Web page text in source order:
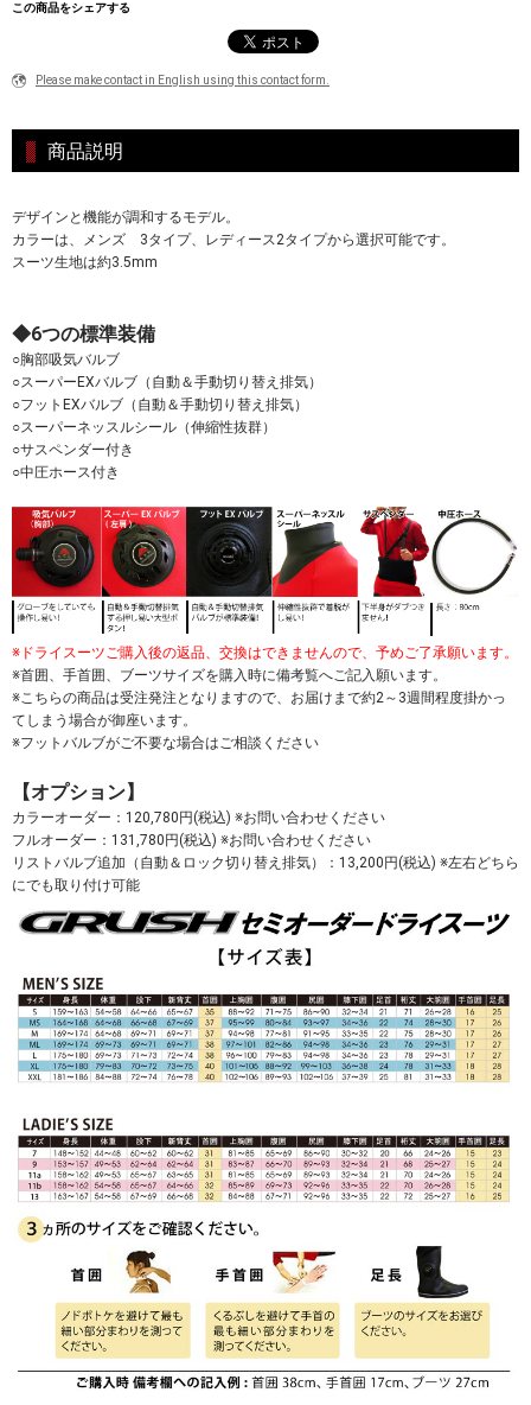
この商品をシェアする
Please make contact in English using this contact form.
商品説明
デザインと機能が調和するモデル。
カラーは、メンズ 3タイプ、レディース2タイプから選択可能です。
スーツ生地は約3.5mm
◆6つの標準装備
○胸部吸気バルブ
○スーパーEXバルブ（自動＆手動切り替え排気）
○フットEXバルブ（自動＆手動切り替え排気）
○スーパーネッスルシール（伸縮性抜群）
○サスペンダー付き
○中圧ホース付き
※ドライスーツご購入後の返品、交換はできませんので、予めご了承願います。
※首囲、手首囲、ブーツサイズを購入時に備考覧へご記入願います。
※こちらの商品は受注発注となりますので、お届けまで約2～3週間程度掛かっ
てしまう場合が御座います。
※フットバルブがご不要な場合はご相談ください
【オプション】
カラーオーダー：120,780円(税込) ※お問い合わせください
フルオーダー：131,780円(税込) ※お問い合わせください
リストバルブ追加（自動＆ロック切り替え排気）：13,200円(税込) ※左右どちら
にでも取り付け可能